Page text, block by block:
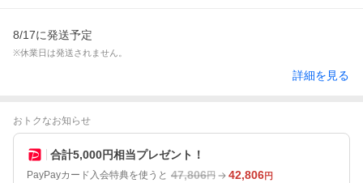
8/17に発送予定
※休業日は発送されません。
詳細を見る
おトクなお知らせ
合計5,000円相当プレゼント！
PayPayカード入会特典を使うと 47,806円 42,806円